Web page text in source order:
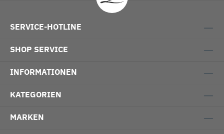
SERVICE-HOTLINE
SHOP SERVICE
INFORMATIONEN
KATEGORIEN
MARKEN